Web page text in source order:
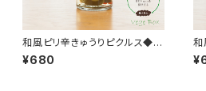
和風ピリ辛きゅうりピクルス◆お
うちごはん＊ギフト
¥680
和
う